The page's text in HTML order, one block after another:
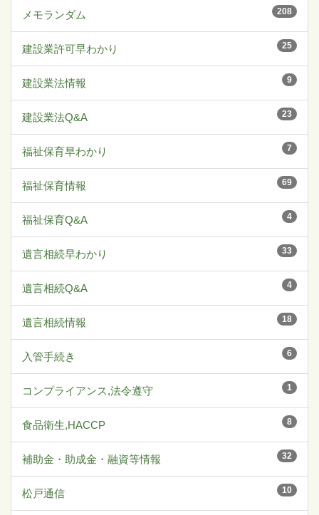
208
メモランダム
25
建設業許可早わかり
9
建設業法情報
23
建設業法Q&A
7
福祉保育早わかり
69
福祉保育情報
4
福祉保育Q&A
33
遺言相続早わかり
4
遺言相続Q&A
18
遺言相続情報
6
入管手続き
1
コンプライアンス,法令遵守
8
食品衛生,HACCP
32
補助金・助成金・融資等情報
10
松戸通信